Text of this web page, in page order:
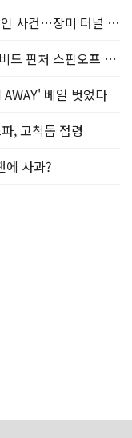
'그것이 알고 싶다' 통영 60대 여성 살인 사건…장미 터널 아래 킬러, 누구냐 넌?
'오징어 게임' 미국판 무산된 듯, 데이비드 핀처 스핀오프 철회
베일 벗었다
, 고척돔 점령
에 사과?